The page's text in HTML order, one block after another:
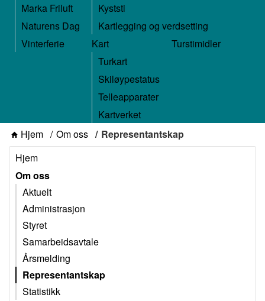
Marka Friluft
Naturens Dag
Vinterferie
Kyststi
Kartlegging og verdsetting
Kart
Turkart
Skiløypestatus
Telleapparater
Kartverket
Turstimidler
Hjem Om oss
Representantskap
Hjem
Om oss
Aktuelt
Administrasjon
Styret
Samarbeidsavtale
Årsmelding
Representantskap
Statistikk